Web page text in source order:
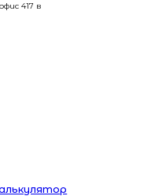
офис 417 в